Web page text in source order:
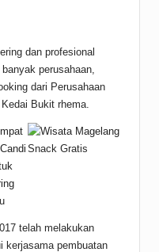
dan profesional
perusahaan,
dari Perusahaan
Bukit rhema.
Snack Gratis
telah melakukan
kerjasama pembuatan